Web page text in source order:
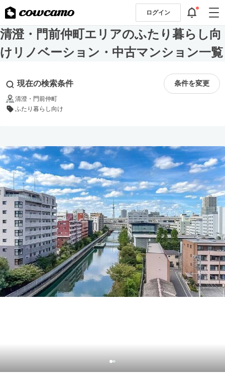
ログイン
清澄・門前仲町エリアのふたり暮らし向
けリノベーション・中古マンション一覧
現在の検索条件 条件を変更
清澄・門前仲町
ふたり暮らし向け